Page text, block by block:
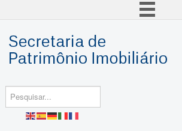
Comunica BR
Acesso à informação
Legislação